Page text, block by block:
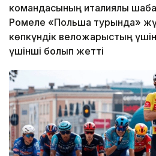
командасының италиялық
Ромеле «Польша турында»
көпкүндік веложарыстың
үшінші болып жетті